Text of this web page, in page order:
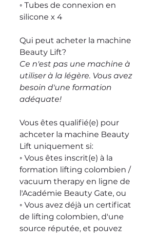
◦ Tubes de connexion en
silicone x 4
Qui peut acheter la machine
Beauty Lift?
Ce n'est pas une machine à
utiliser à la légère. Vous avez
besoin d'une formation
adéquate!
Vous êtes qualifié(e) pour
achceter la machine Beauty
Lift uniquement si:
◦ Vous êtes inscrit(e) à la
formation lifting colombien /
vacuum therapy en ligne de
l'Académie Beauty Gate, ou
◦ Vous avez déjà un certificat
de lifting colombien, d'une
source réputée, et pouvez